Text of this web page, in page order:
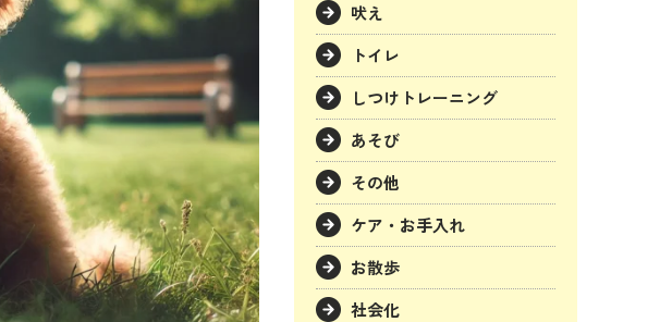
吠え
トイレ
しつけトレーニング
あそび
その他
ケア・お手入れ
お散歩
社会化